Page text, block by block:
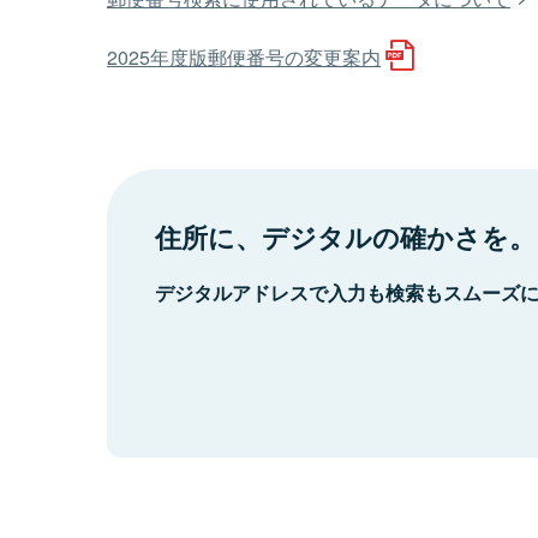
2025年度版郵便番号の変更案内
住所に、デジタルの確かさを。
デジタルアドレスで入力も検索もスムーズ